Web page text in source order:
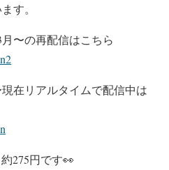
す。
〜の再配信はこちら
在リアルタイムで配信中は
275円です👀